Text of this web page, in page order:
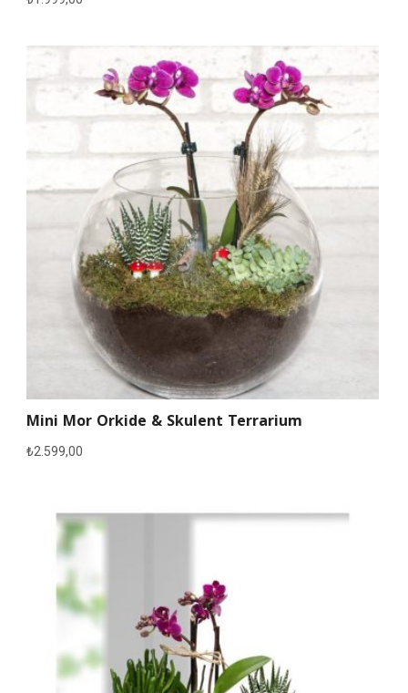
Mini Mor Orkide & Skulent Terrarium
₺2.599,00